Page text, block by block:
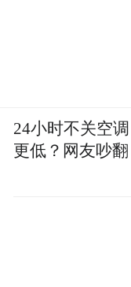
24小时不关空
更低？网友吵